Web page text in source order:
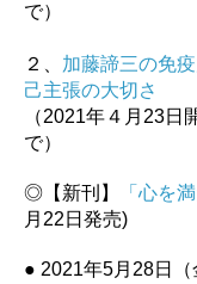
で）
２、 加藤諦三の免
己主張の大切さ
（2021年４月23日
で）
◎【新刊】 「心を
月22日発売)
● 2021年5月28日